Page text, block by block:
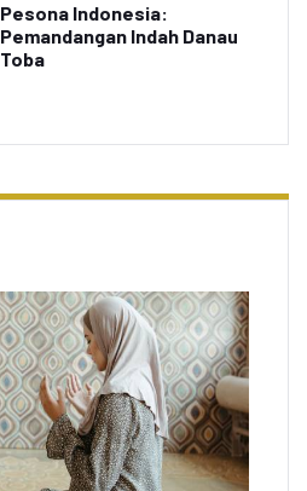
Pesona Indonesia:
Pemandangan Indah Danau
Toba